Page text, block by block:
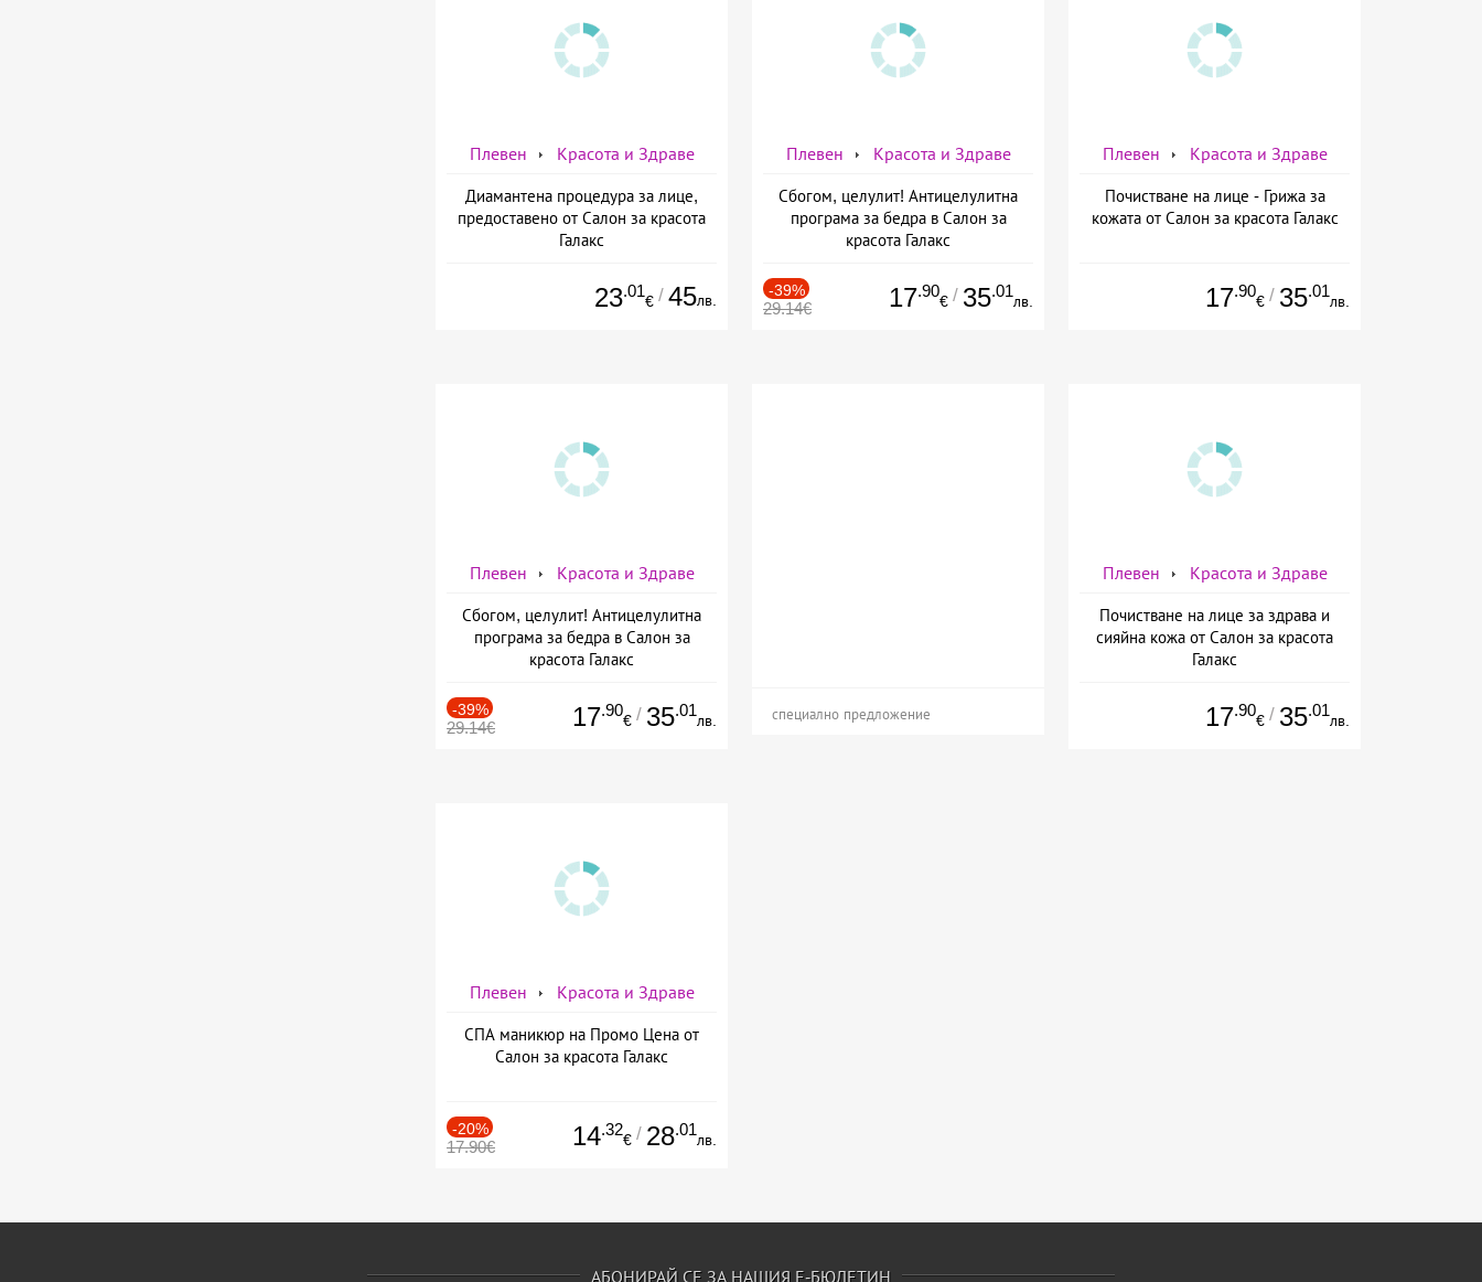
Плевен Красота и Здраве
Диамантена процедура за лице,
предоставено от Салон за красота
Галакс
23.01
€ / 45лв.
Плевен Красота и Здраве
Сбогом, целулит! Антицелулитна
програма за бедра в Салон за
красота Галакс
-39%
29.14€ 17.90
€ / 35.01
лв.
Плевен Красота и Здраве
Почистване на лице - Грижа за
кожата от Салон за красота Галакс
17.90
€ / 35.01
лв.
Плевен Красота и Здраве
Сбогом, целулит! Антицелулитна
програма за бедра в Салон за
красота Галакс
-39%
29.14€ 17.90
€ / 35.01
лв. специално предложение
Плевен Красота и Здраве
Почистване на лице за здрава и
сияйна кожа от Салон за красота
Галакс
17.90
€ / 35.01
лв.
Плевен Красота и Здраве
СПА маникюр на Промо Цена от
Салон за красота Галакс
-20%
17.90€ 14.32
€ / 28.01
лв.
АБОНИРАЙ СЕ ЗА НАШИЯ Е-БЮЛЕТИН